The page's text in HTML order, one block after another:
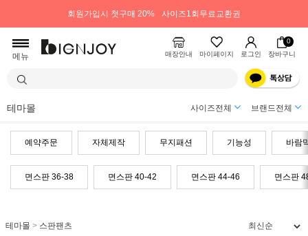
회원가입시 첫구매 20% 사이즈1회무료교환권
메뉴 매장안내 마이페이지 로그인
0
장바구니
테마몰 사이즈전체 브랜드전체
예약주문 자체제작 무지패션 기능성 바람
면스판 36-38 면스판 40-42 면스판 44-46 면스판
테마몰 > 스판팬츠